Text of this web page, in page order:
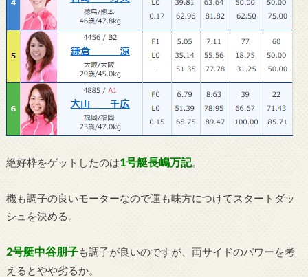
絶好枠をゲットしたのは1号艇長嶋万記。
機も調子の良いモーターなので運も味方につけてスタートダッ
シュを決める。
2号艇中谷朋子も調子が良いのですが、両サイドのパワーを考
えるとやや劣るか。